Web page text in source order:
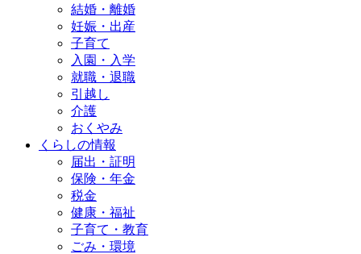
結婚・離婚
妊娠・出産
子育て
入園・入学
就職・退職
引越し
介護
おくやみ
くらしの情報
届出・証明
保険・年金
税金
健康・福祉
子育て・教育
ごみ・環境